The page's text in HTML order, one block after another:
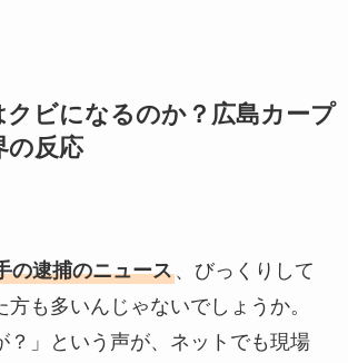
クビになるのか？広島カープ
の反応
の逮捕のニュース、びっくりして
方も多いんじゃないでしょうか。
？」という声が、ネットでも現場